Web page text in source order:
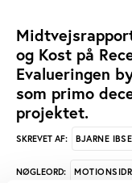
og Kost på
Evalueringen
som primo
projektet.
SKREVET AF: BJARNE
NØGLEORD: